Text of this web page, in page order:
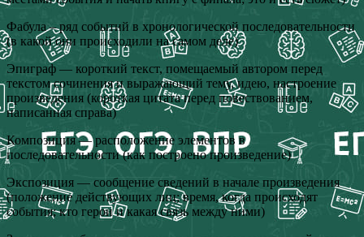
Фабула – ряд событий в хронологической последовательности
(в какой они происходили на самом деле)
Эпиграф — короткий текст, помещаемый автором перед
текстом сочинения и выражающий тему, идею, настроение
произведения (короткая цитата перед повествованием,
написанная справа)
Композиция — расположение элементов в
последовательности (как построено произведение)
Экспозиция — сообщение сведений в начале произведения
(положение действующих лиц; время, когда происходят
события; кто герои и какая связь между ними)